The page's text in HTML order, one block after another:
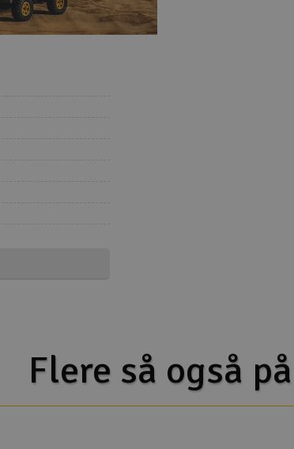
1/24 scale
as featured in the
the epic history of
Rover RC family.
Flere så også på